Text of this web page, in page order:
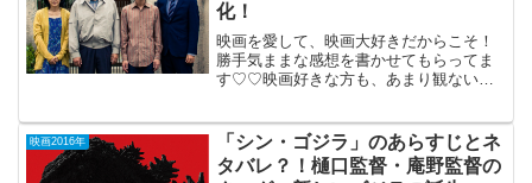
化！
映画を愛して、映画大好きだからこそ！
勝手気ままな感想を書かせてもらってま
す♡♡映画好きな方も、あまり観ない方
（120分）今年前半で最高ランクの衝撃作
となるド...
映画2016年
「シン・ゴジラ」のあらすじとネ
タバレ？！樋口監督・庵野監督の